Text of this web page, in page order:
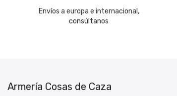
Envíos a europa e internacional,
consúltanos
Armería Cosas de Caza